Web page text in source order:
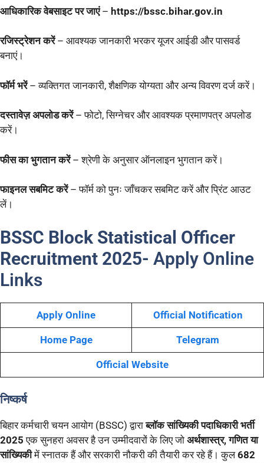
आधिकारिक वेबसाइट पर जाएं– https://bssc.bihar.gov.in
रजिस्ट्रेशन करें– आवश्यक जानकारी भरकर यूजर आईडी और पासवर्ड
बनाएं।
फॉर्म भरें– व्यक्तिगत जानकारी, शैक्षणिक योग्यता और अन्य विवरण दर्ज करें।
दस्तावेज़ अपलोड करें– फोटो, सिग्नेचर और आवश्यक प्रमाणपत्र अपलोड
करें।
फीस का भुगतान करें– श्रेणी के अनुसार ऑनलाइन भुगतान करें।
फाइनल सबमिट करें– फॉर्म को पुनः जाँचकर सबमिट करें और प्रिंट आउट
लें।
BSSC Block Statistical Officer
Recruitment 2025- Apply Online
Links
Apply Online Official Notification
Home Page Telegram
Official Website
निष्कर्ष
बिहार कर्मचारी चयन आयोग (BSSC) द्वाराब्लॉक सांख्यिकी पदाधिकारी भर्ती
2025 एक सुनहरा अवसर है उन उम्मीदवारों के लिए जो अर्थशास्त्र, गणित या
सांख्यिकीमें स्नातक हैं और सरकारी नौकरी की तैयारी कर रहे हैं। कुल682